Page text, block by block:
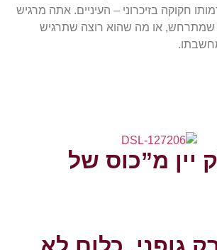
חקוקה בזיכרוני – העיניים. אתה מרגיש
שמתרחש, או מה שהוא רוצה שתרגיש
יין מ”כוס של